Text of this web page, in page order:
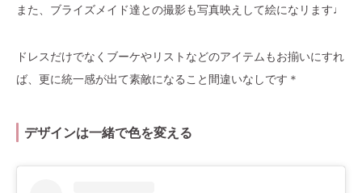
また、ブライズメイド達との撮影も写真映えして絵になリます♩
ドレスだけでなくブーケやリストなどのアイテムもお揃いにすれ
ば、更に統一感が出て素敵になること間違いなしです＊
デザインは一緒で色を変える